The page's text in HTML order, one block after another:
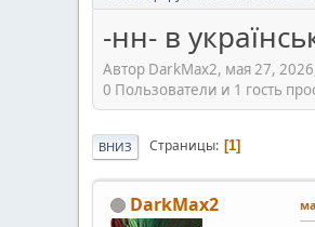
-нн- в
Автор DarkMax2, мая 27,
0 Пользователи и 1 гость
ВНИЗ Страницы 1
DarkMax2